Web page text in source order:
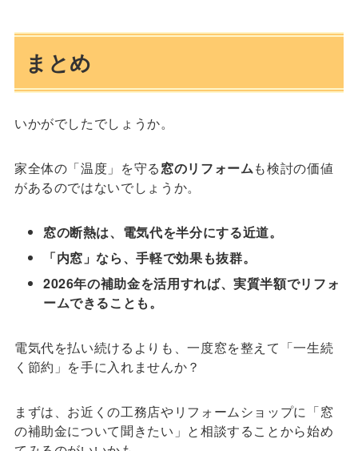
まとめ
いかがでしたでしょうか。
家全体の「温度」を守る窓のリフォームも検討の価値
があるのではないでしょうか。
窓の断熱は、電気代を半分にする近道。
「内窓」なら、手軽で効果も抜群。
2026年の補助金を活用すれば、実質半額でリフォ
ームできることも。
電気代を払い続けるよりも、一度窓を整えて「一生続
く節約」を手に入れませんか？
まずは、お近くの工務店やリフォームショップに「窓
の補助金について聞きたい」と相談することから始め